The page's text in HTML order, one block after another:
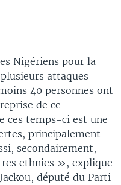
Nigériens pour la
attaques
40 personnes ont
de ce
ces temps-ci est une
principalement
secondairement,
ethnies », explique
député du Parti